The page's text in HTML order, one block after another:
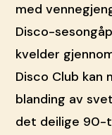
med
Disco-
kvelder
Disco Club kan
blanding av
det deilige 90-